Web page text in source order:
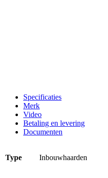
Specificaties
Merk
Video
Betaling en levering
Documenten
Type Inbouwhaarden